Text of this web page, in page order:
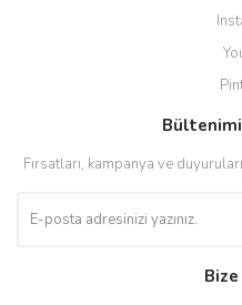
Fırsatları, kampanya ve
Bize